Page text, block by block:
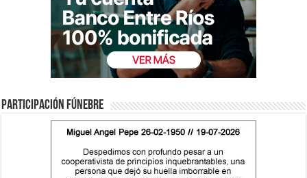
Participación fúnebre